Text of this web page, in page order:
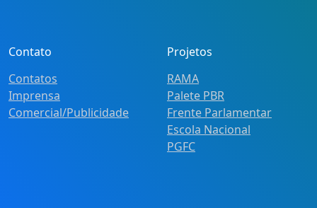
Contato
Contatos
Imprensa
Comercial/Publicidade
Projetos
RAMA
Palete PBR
Frente Parlamentar
Escola Nacional
PGFC